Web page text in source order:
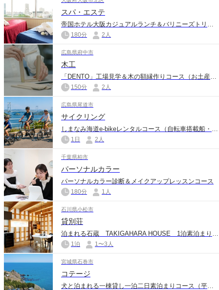
スパ・エステ
帝国ホテル大阪カジュアルランチ＆バリニーズトリートメントペアコース
180分 2人
広島県府中市
木工
「DENTO」工場見学＆木の額縁作りコース（お土産付き）
150分 2人
広島県尾道市
サイクリング
しまなみ海道e-bikeレンタルコース（自転車搭載船・美術館入館＆カフェ利用付き）
1日 2人
千葉県柏市
パーソナルカラー
パーソナルカラー診断＆メイクアップレッスンコース
180分 1人
石川県小松市
貸別荘
泊まれる石蔵 TAKIGAHARA HOUSE 1泊素泊まりコース
1泊 1〜3人
宮城県石巻市
コテージ
犬と泊まれる一棟貸し一泊二日素泊まりコース（平屋ベーシック・お土産付き）